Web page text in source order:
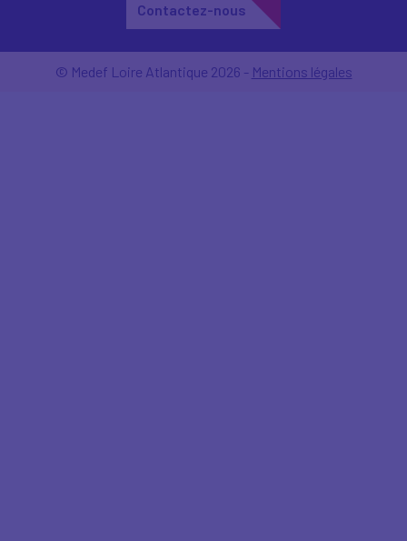
Contactez-nous
© Medef Loire Atlantique 2026 - Mentions légales